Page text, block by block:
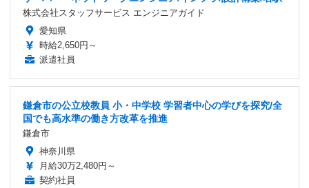
株式会社スタッフサービス エンジニアガイド
愛知県
時給2,650円～
派遣社員
鎌倉市の公立校教員 小・中学校 学習者中心の学びを探究/全
国でも高水準の働き方改革を推進
鎌倉市
神奈川県
月給30万2,480円～
契約社員